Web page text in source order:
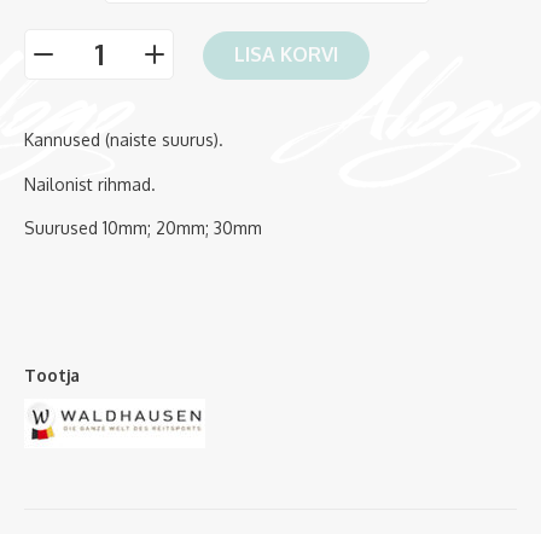
- + LISA KORVI
Kannused (naiste suurus).
Nailonist rihmad.
Suurused 10mm; 20mm; 30mm
Tootja